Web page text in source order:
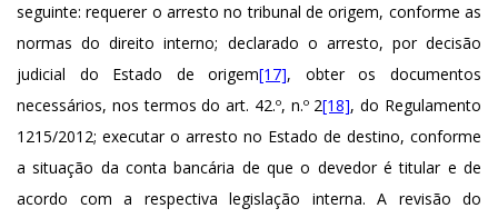
seguinte: requerer o arresto no tribunal de origem, conforme as
normas do direito interno; declarado o arresto, por decisão
judicial do Estado de origem[17], obter os documentos
necessários, nos termos do art. 42.º, n.º 2[18], do Regulamento
1215/2012; executar o arresto no Estado de destino, conforme
a situação da conta bancária de que o devedor é titular e de
acordo com a respectiva legislação interna. A revisão do